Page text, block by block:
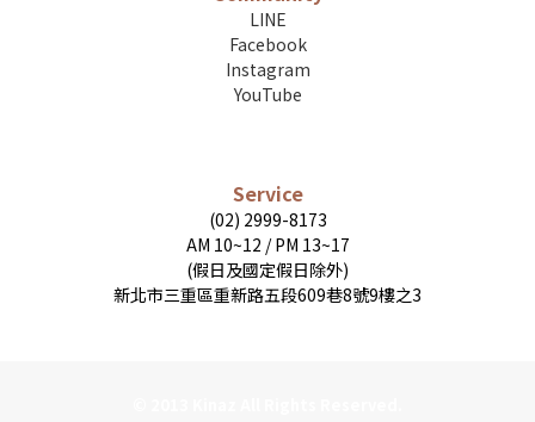
LINE
Facebook
Instagram
YouTube
Service
(02) 2999-8173
AM 10~12 / PM 13~17
(假日及國定假日除外)
新北市三重區重新路五段609巷8號9樓之3